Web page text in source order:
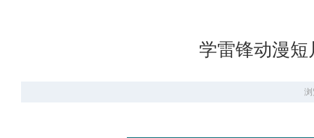
学雷锋动漫
浏